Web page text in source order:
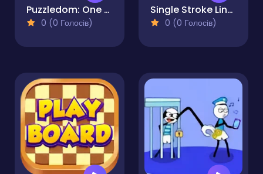
Puzzledom: One Line
0 (0 Голосів)
Single Stroke Line Draw
0 (0 Голосів)